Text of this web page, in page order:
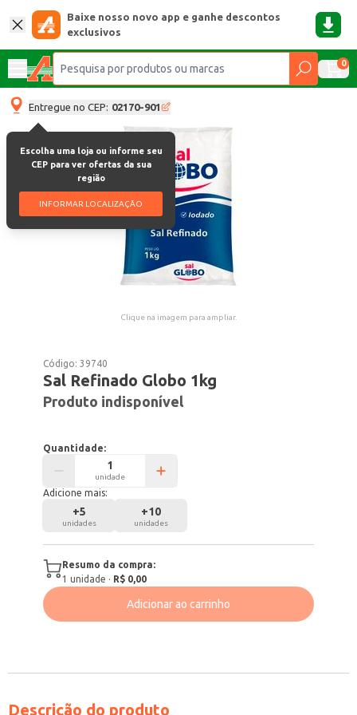
Baixe nosso novo app e ganhe descontos
exclusivos
0
Entregue no CEP: 02170-901
Escolha uma loja ou informe seu
CEP para ver ofertas da sua
região
INFORMAR LOCALIZAÇÃO
Clique na imagem para ampliar.
Código:39740
Sal Refinado Globo 1kg
Produto indisponível
Quantidade:
unidade
Adicione mais:
+5
unidades
+10
unidades
Resumo da compra:
1 unidade · R$ 0,00
Adicionar ao carrinho
Descrição do produto